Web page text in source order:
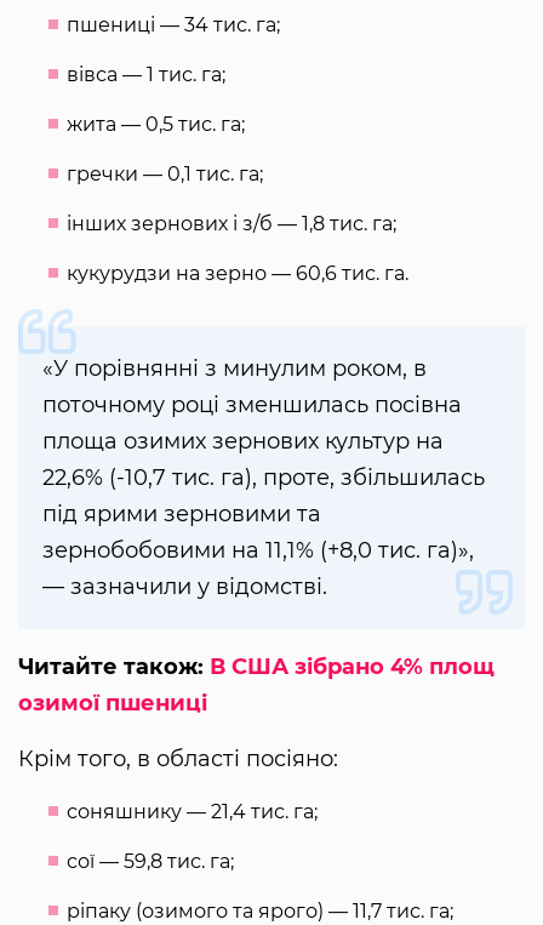
пшениці — 34 тис. га;
вівса — 1 тис. га;
жита — 0,5 тис. га;
гречки — 0,1 тис. га;
інших зернових і з/б — 1,8 тис. га;
кукурудзи на зерно — 60,6 тис. га.
«У порівнянні з минулим роком, в
поточному році зменшилась посівна
площа озимих зернових культур на
22,6% (-10,7 тис. га), проте, збільшилась
під ярими зерновими та
зернобобовими на 11,1% (+8,0 тис. га)»,
— зазначили у відомстві.
Читайте також: В США зібрано 4% площ
озимої пшениці
Крім того, в області посіяно:
соняшнику — 21,4 тис. га;
сої — 59,8 тис. га;
ріпаку (озимого та ярого) — 11,7 тис. га;